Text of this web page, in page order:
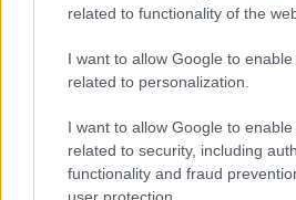
related to functionality of the
I want to allow Google to
related to personalization.
I want to allow Google to
related to security, including
functionality and fraud
user protection.